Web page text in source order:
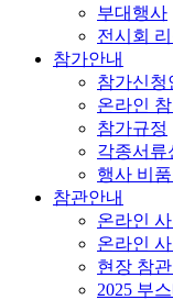
부대행사
전시회
참가안내
참가신청
온라인
참가규정
각종서류
행사 비
참관안내
온라인
온라인
현장 참
2025 부